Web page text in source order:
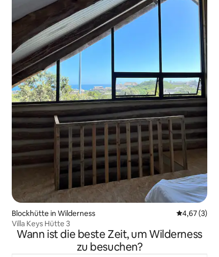
Blockhütte in Wilderness
4,67 (3)
Villa Keys Hütte 3
Wann ist die beste Zeit, um Wilderness
zu besuchen?